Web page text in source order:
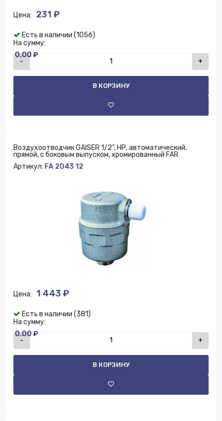
Цена: 231 ₽
Есть в наличии (1056)
На сумму:
0.00 ₽
- +
В КОРЗИНУ
Воздухоотводчик GAISER 1/2", НР, автоматический,
прямой, с боковым выпуском, хромированный FAR
Артикул: FA 2043 12
Цена: 1 443 ₽
Есть в наличии (381)
На сумму:
0.00 ₽
- +
В КОРЗИНУ